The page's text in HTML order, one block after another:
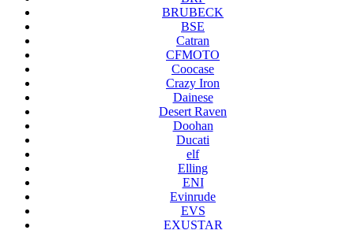
BRUBECK
BSE
Catran
CFMOTO
Coocase
Crazy Iron
Dainese
Desert Raven
Doohan
Ducati
elf
Elling
ENI
Evinrude
EVS
EXUSTAR